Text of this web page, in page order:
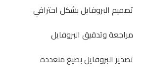
تصميم البروفايل بشكل احترافي
مراجعة وتدقيق البروفايل
تصدير البروفايل بصيغ متعددة